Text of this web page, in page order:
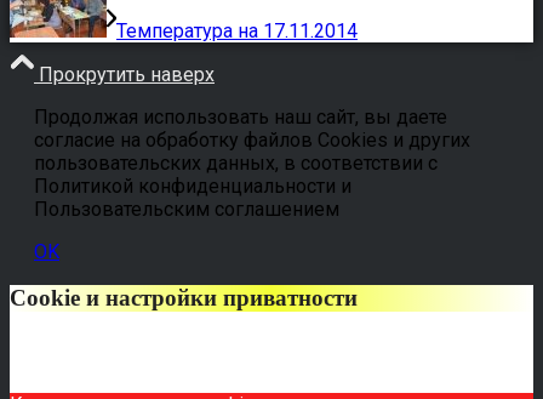
Температура на 17.11.2014
Прокрутить наверх
Продолжая использовать наш сайт, вы даете
согласие на обработку файлов Cookies и других
пользовательских данных, в соответствии с
Политикой конфиденциальности и
Пользовательским соглашением
OK
Cookie и настройки приватности